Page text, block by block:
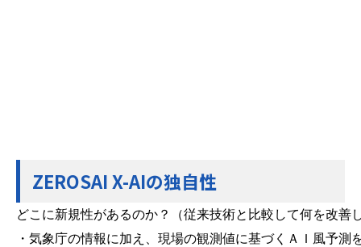
ZEROSAI X-AIの独自性
どこに新規性があるのか？（従来技術と比較して何を改善
・気象庁の情報に加え、現場の観測値に基づくＡＩ風予測